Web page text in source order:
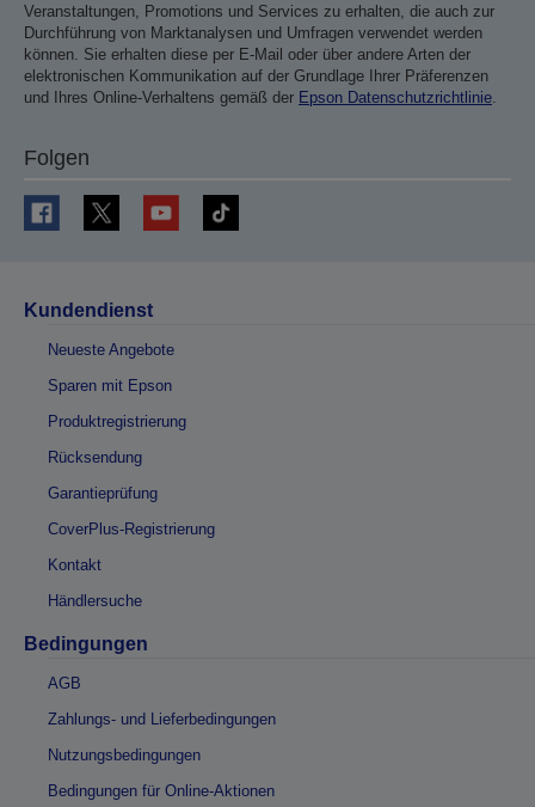
Veranstaltungen, Promotions und Services zu erhalten, die auch zur
Durchführung von Marktanalysen und Umfragen verwendet werden
können. Sie erhalten diese per E-Mail oder über andere Arten der
elektronischen Kommunikation auf der Grundlage Ihrer Präferenzen
und Ihres Online-Verhaltens gemäß der Epson Datenschutzrichtlinie
Folgen
Kundendienst
Neueste Angebote
Sparen mit Epson
Produktregistrierung
Rücksendung
Garantieprüfung
CoverPlus-Registrierung
Kontakt
Händlersuche
Bedingungen
AGB
Zahlungs- und Lieferbedingungen
Nutzungsbedingungen
Bedingungen für Online-Aktionen